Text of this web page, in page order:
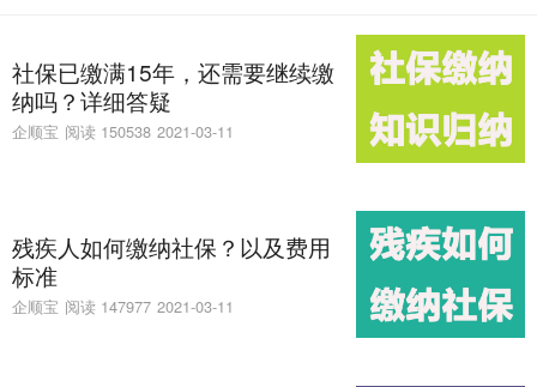
社保已缴满15年，还需要继续缴
纳吗？详细答疑
企顺宝 阅读 150538 2021-03-11
残疾人如何缴纳社保？以及费用
标准
企顺宝 阅读 147977 2021-03-11